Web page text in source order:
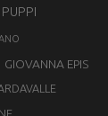
GIOVANNA EPIS